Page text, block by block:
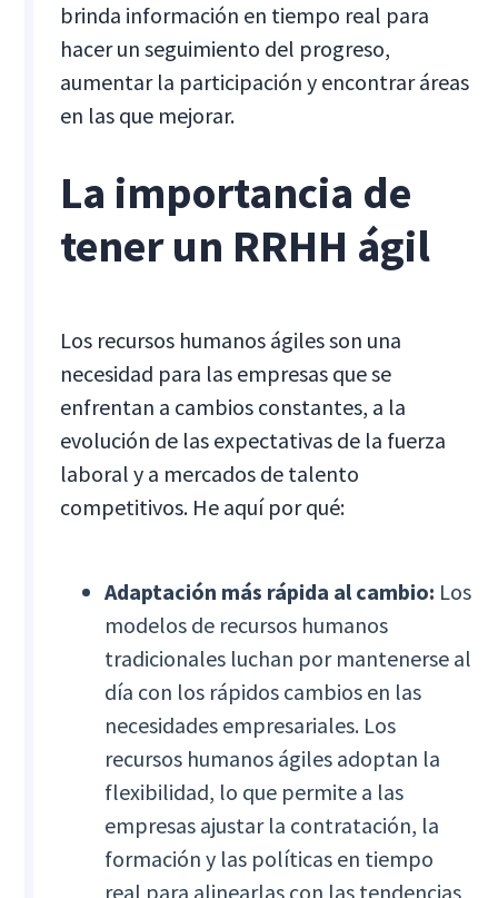
brinda información en tiempo real para
hacer un seguimiento del progreso,
aumentar la participación y encontrar áreas
en las que mejorar.
La importancia de
tener un RRHH ágil
Los recursos humanos ágiles son una
necesidad para las empresas que se
enfrentan a cambios constantes, a la
evolución de las expectativas de la fuerza
laboral y a mercados de talento
competitivos. He aquí por qué:
Adaptación más rápida al cambio: Los
modelos de recursos humanos
tradicionales luchan por mantenerse al
día con los rápidos cambios en las
necesidades empresariales. Los
recursos humanos ágiles adoptan la
flexibilidad, lo que permite a las
empresas ajustar la contratación, la
formación y las políticas en tiempo
real para alinearlas con las tendencias